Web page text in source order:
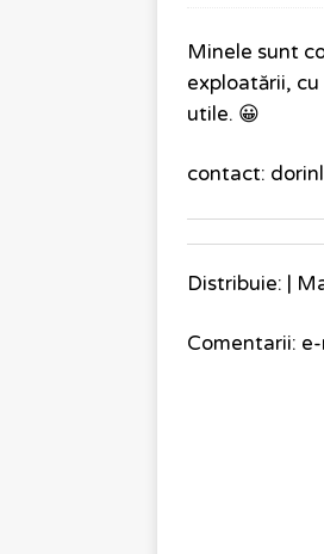
Minele sunt
exploatării,
utile. 😀
contact:
Distribuie: |
Comentarii: